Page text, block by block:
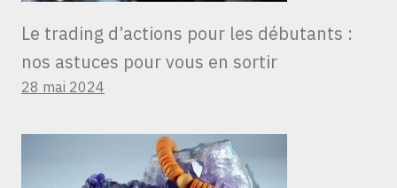
Le trading d’actions pour les débutants :
nos astuces pour vous en sortir
28 mai 2024